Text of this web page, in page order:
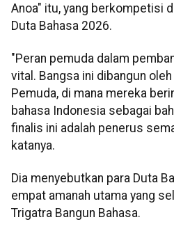
Anoa" itu, yang berkompetisi
Duta Bahasa 2026.
"Peran pemuda dalam
vital. Bangsa ini dibangun
Pemuda, di mana mereka
bahasa Indonesia sebagai
finalis ini adalah penerus
katanya.
Dia menyebutkan para Duta
empat amanah utama yang
Trigatra Bangun Bahasa.